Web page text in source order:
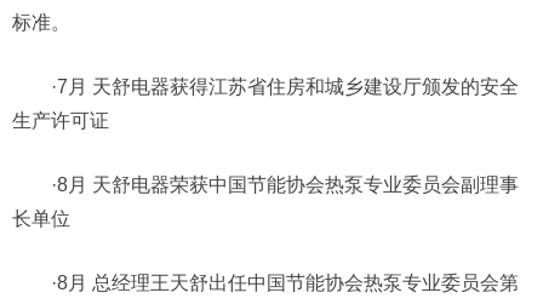
标准。
·7月 天舒电器获得江苏省住房和城乡建设厅颁发的安全
生产许可证
·8月 天舒电器荣获中国节能协会热泵专业委员会副理事
长单位
·8月 总经理王天舒出任中国节能协会热泵专业委员会第